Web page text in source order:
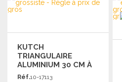
Demander un devis
KUTCH
TRIANGULAIRE
ALUMINIUM 30 CM À
PRIX GROSSISTE
Réf.10-17113